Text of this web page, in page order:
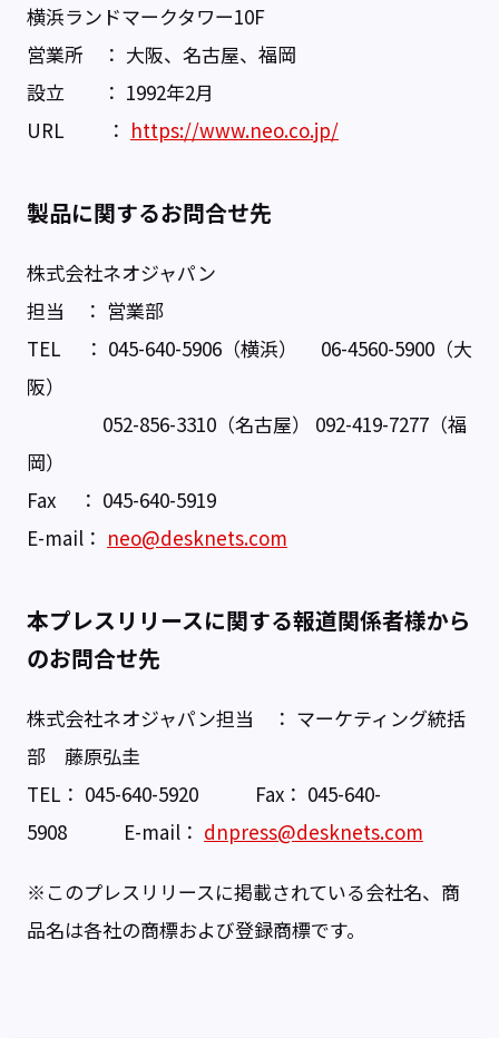
横浜ランドマークタワー10F
営業所 ： 大阪、名古屋、福岡
設立 ： 1992年2月
URL ： https://www.neo.co.jp/
製品に関するお問合せ先
株式会社ネオジャパン
担当 ： 営業部
TEL ： 045-640-5906（横浜） 06-4560-5900（大
阪）
052-856-3310（名古屋） 092-419-7277（福
岡）
Fax ： 045-640-5919
E-mail： neo@desknets.com
本プレスリリースに関する報道関係者様から
のお問合せ先
株式会社ネオジャパン担当 ： マーケティング統括
部 藤原弘圭
TEL： 045-640-5920 Fax： 045-640-
5908 E-mail： dnpress@desknets.com
※このプレスリリースに掲載されている会社名、商
品名は各社の商標および登録商標です。